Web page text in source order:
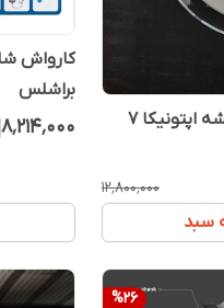
هالوژن 3 حالته دور شیشه اپتونیکا 7
۱۲٬۸۰۰٬۰۰۰
سبد
براشلس
۸٬۲۱۴٬۰۰۰
%26